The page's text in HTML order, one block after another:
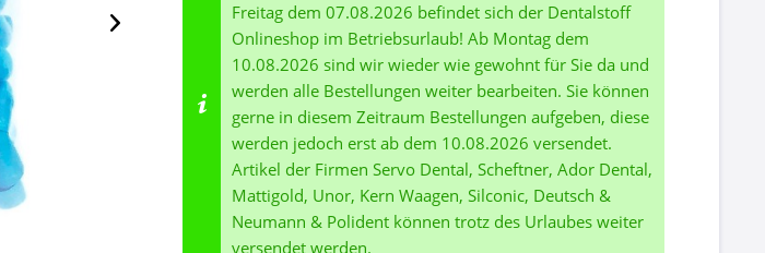
Freitag dem 07.08.2026 befindet sich der Dentalstoff
Onlineshop im Betriebsurlaub! Ab Montag dem
10.08.2026 sind wir wieder wie gewohnt für Sie da und
werden alle Bestellungen weiter bearbeiten. Sie können
gerne in diesem Zeitraum Bestellungen aufgeben, diese
werden jedoch erst ab dem 10.08.2026 versendet.
Artikel der Firmen Servo Dental, Scheftner, Ador Dental,
Mattigold, Unor, Kern Waagen, Silconic, Deutsch &
Neumann & Polident können trotz des Urlaubes weiter
versendet werden.